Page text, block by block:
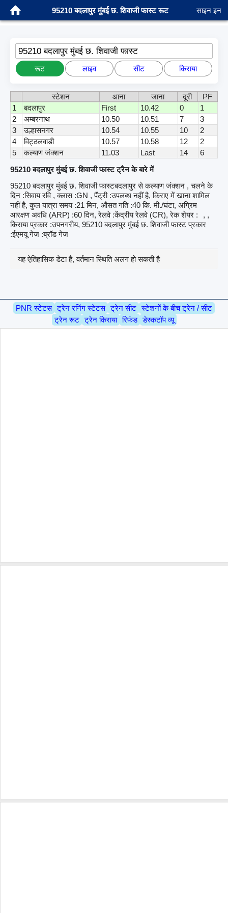
95210 बदलापुर मुंबई छ. शिवाजी फास्ट रूट साइन इन
95210 बदलापुर मुंबई छ. शिवाजी फास्ट
रूट लाइव सीट किराया
स्टेशन आना जाना दूरी
PF
1
बदलापुर First 10.42 0
1
2
अम्बरनाथ 10.50 10.51 7
3
3
उल्हासनगर 10.54 10.55 10
2
4
विट्ठलवाडी 10.57 10.58 12
2
5
कल्याण जंक्शन 11.03 Last 14
6
95210 बदलापुर मुंबई छ. शिवाजी फास्ट ट्रैन के बारे में
95210 बदलापुर मुंबई छ. शिवाजी फास्टबदलापुर से कल्याण जंक्शन , चलने के
दिन :सिवाय रवि , क्लास :GN , पैंट्री :उपलब्ध नहीं है, किराए में खाना शामिल
नहीं है, कुल यात्रा समय :21 मिन, औसत गति :40 कि. मी./घंटा, अग्रिम
आरक्षण अवधि (ARP) :60 दिन, रेलवे :केंद्रीय रेलवे (CR), रेक शेयर :
, ,
किराया प्रकार :उपनगरीय, 95210 बदलापुर मुंबई छ. शिवाजी फास्ट प्रकार
:ईएमयू गेज :ब्रॉड गेज
यह ऐतिहासिक डेटा है, वर्तमान स्थिति अलग हो सकती है
PNR स्टेटस ट्रेन रनिंग स्टेटस ट्रेन सीट स्टेशनों के बीच ट्रेन / सीट
ट्रेन रूट ट्रेन किराया रिफंड डेस्कटॉप व्यू